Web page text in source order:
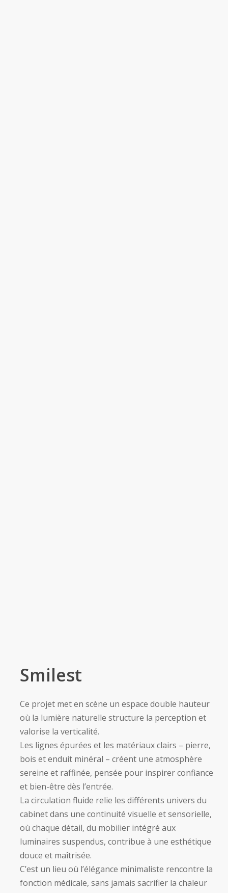
Smilest
Ce projet met en scène un espace double hauteur
où la lumière naturelle structure la perception et
valorise la verticalité.
Les lignes épurées et les matériaux clairs – pierre,
bois et enduit minéral – créent une atmosphère
sereine et raffinée, pensée pour inspirer confiance
et bien-être dès l’entrée.
La circulation fluide relie les différents univers du
cabinet dans une continuité visuelle et sensorielle,
où chaque détail, du mobilier intégré aux
luminaires suspendus, contribue à une esthétique
douce et maîtrisée.
C’est un lieu où l’élégance minimaliste rencontre la
fonction médicale, sans jamais sacrifier la chaleur